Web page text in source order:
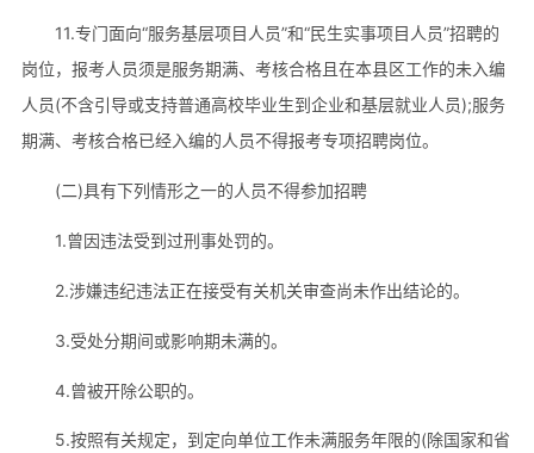
11.专门面向“服务基层项目人员”和“民生实事项目人员”招聘的
岗位，报考人员须是服务期满、考核合格且在本县区工作的未入编
人员(不含引导或支持普通高校毕业生到企业和基层就业人员);服务
期满、考核合格已经入编的人员不得报考专项招聘岗位。
(二)具有下列情形之一的人员不得参加招聘
1.曾因违法受到过刑事处罚的。
2.涉嫌违纪违法正在接受有关机关审查尚未作出结论的。
3.受处分期间或影响期未满的。
4.曾被开除公职的。
5.按照有关规定，到定向单位工作未满服务年限的(除国家和省